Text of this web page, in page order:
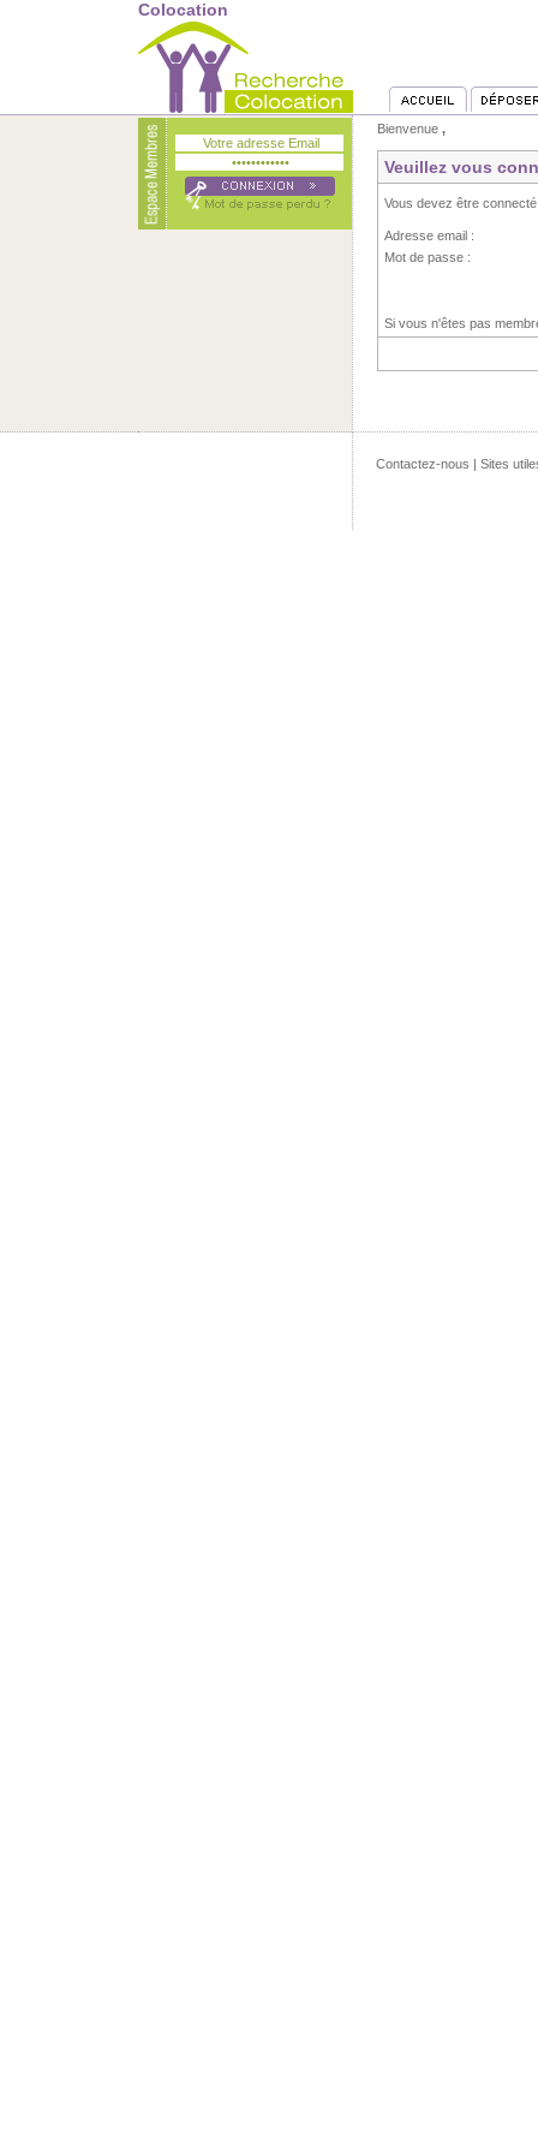
Colocation
Bienvenue ,
Veuillez vous
Vous devez être
Adresse email :
Mot de passe :
Si vous n'êtes pas
Contactez-nous | Sites